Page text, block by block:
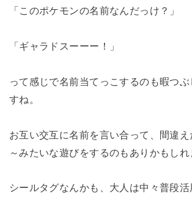
「このポケモンの名前なんだっけ？」
「ギャラドスーーー！」
って感じで名前当てっこするのも暇つ
すね。
お互い交互に名前を言い合って、間違
～みたいな遊びをするのもありかもしれ
シールタグなんかも、大人は中々普段